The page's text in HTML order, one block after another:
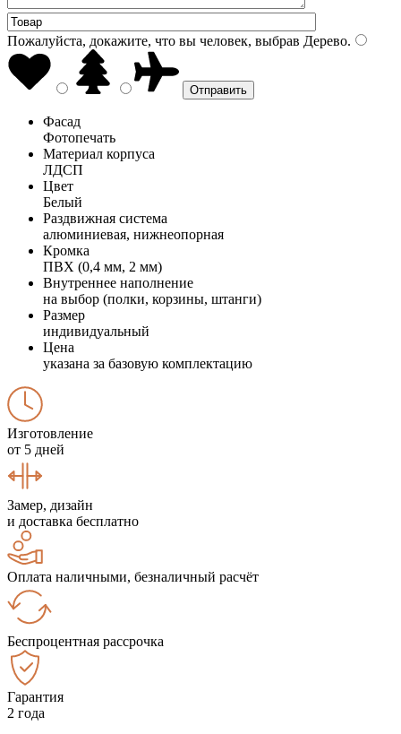
Пожалуйста, докажите, что вы человек, выбрав Дерево.
Фасад
Фотопечать
Материал корпуса
ЛДСП
Цвет
Белый
Раздвижная система
алюминиевая, нижнеопорная
Кромка
ПВХ (0,4 мм, 2 мм)
Внутреннее наполнение
на выбор (полки, корзины, штанги)
Размер
индивидуальный
Цена
указана за базовую комплектацию
Изготовление
от 5 дней
Замер, дизайн
и доставка бесплатно
Оплата наличными, безналичный расчёт
Беспроцентная рассрочка
Гарантия
2 года